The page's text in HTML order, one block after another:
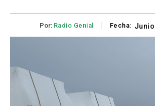
Por: Radio Genial Fecha: Junio